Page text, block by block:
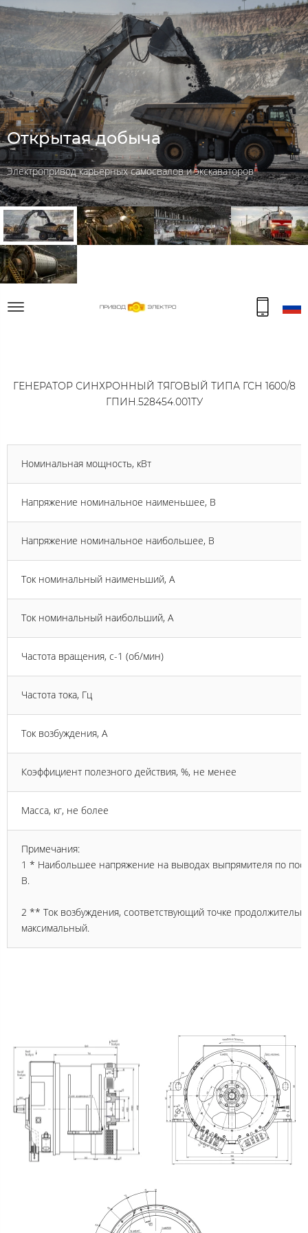
Открытая добыча
Электропривод карьерных самосвалов и экскаваторов
ГЕНЕРАТОР СИНХРОННЫЙ ТЯГОВЫЙ ТИПА ГСН 1600/8
ГПИН.528454.001ТУ
Номинальная мощность, кВт
Напряжение номинальное наименьшее, В
Напряжение номинальное наибольшее, В
Ток номинальный наименьший, А
Ток номинальный наибольший, А
Частота вращения, с-1 (об/мин)
Частота тока, Гц
Ток возбуждения, А
Коэффициент полезного действия, %, не менее
Масса, кг, не более
Примечания:
1 * Наибольшее напряжение на выводах выпрямителя по
В.
2 ** Ток возбуждения, соответствующий точке
максимальный.